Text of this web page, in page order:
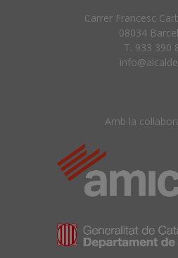
Carrer Francesc
08034
T. 933 390
Amb la